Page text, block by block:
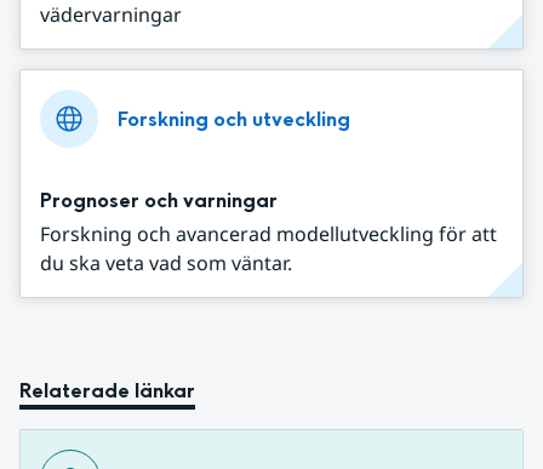
vädervarningar
Forskning och utveckling
Prognoser och varningar
Forskning och avancerad modellutveckling för att
du ska veta vad som väntar.
Relaterade länkar